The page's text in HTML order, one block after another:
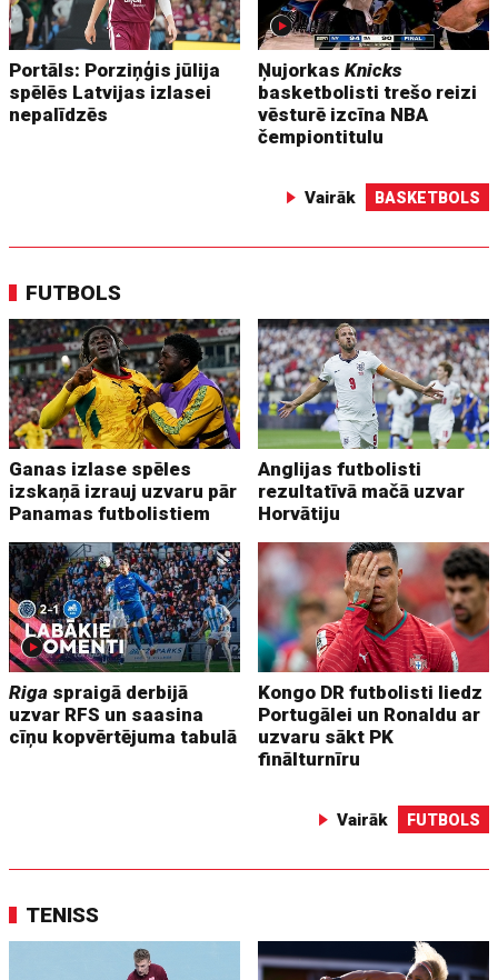
Portāls: Porziņģis jūlija
spēlēs Latvijas izlasei
nepalīdzēs
ŅujorkasKnicks
basketbolisti trešo reizi
vēsturē izcīna NBA
čempiontitulu
Vairāk BASKETBOLS
FUTBOLS
Ganas izlase spēles
izskaņā izrauj uzvaru pār
Panamas futbolistiem
Anglijas futbolisti
rezultatīvā mačā uzvar
Horvātiju
Riga spraigā derbijā
uzvar RFS un saasina
cīņu kopvērtējuma tabulā
Kongo DR futbolisti liedz
Portugālei un Ronaldu ar
uzvaru sākt PK
finālturnīru
Vairāk FUTBOLS
TENISS